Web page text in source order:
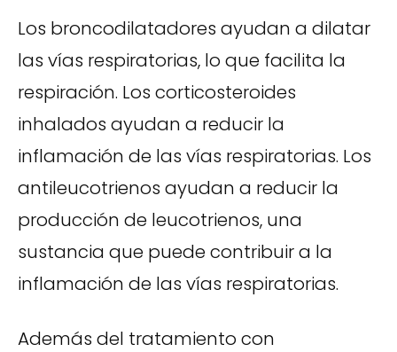
Los broncodilatadores ayudan a dilatar
las vías respiratorias, lo que facilita la
respiración. Los corticosteroides
inhalados ayudan a reducir la
inflamación de las vías respiratorias. Los
antileucotrienos ayudan a reducir la
producción de leucotrienos, una
sustancia que puede contribuir a la
inflamación de las vías respiratorias.
Además del tratamiento con